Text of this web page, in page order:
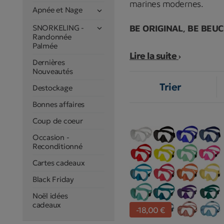
Apnée et Nage 
SNORKELING -
Randonnée
Palmée

Dernières
Nouveautés
Destockage
Bonnes affaires
Coup de coeur
Occasion -
Reconditionné
Cartes cadeaux
Black Friday
Noël idées
cadeaux
marines modernes.
BE ORIGINAL, BE
Il est aussi et surtout un
Georges Beuchat a en
les matériaux et les
Quelques années plus
compensation, puis la
vendus aujourd’hui
L’INNOVATION DANS
Lire la suite
Trier
-18,00 €